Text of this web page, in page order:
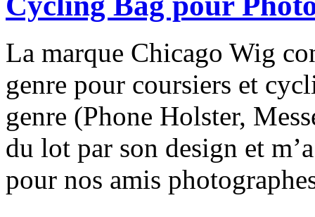
La marque Chicago Wig
genre pour coursiers et
genre (Phone Holster,
du lot par son design et
pour nos amis